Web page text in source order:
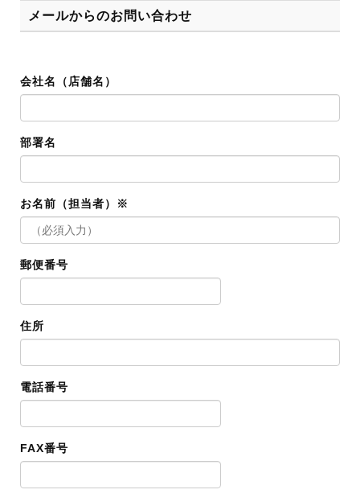
メールからのお問い合わせ
会社名（店舗名）
部署名
お名前（担当者）※
郵便番号
住所
電話番号
FAX番号